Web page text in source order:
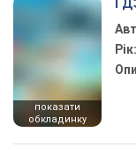
показати
обкладинку
Рік: